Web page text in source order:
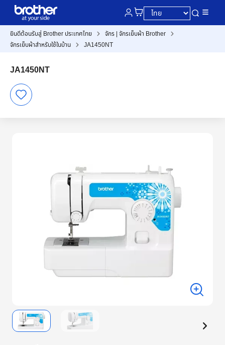
ยินดีต้อนรับสู่ Brother ประเทศไทย
จักร | จักรเย็บผ้า Brother
จักรเย็บผ้าสำหรับใช้ในบ้าน
JA1450NT
JA1450NT